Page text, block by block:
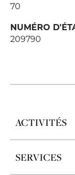
70
NUMÉRO
209790
ACTIVITÉS
SERVICES